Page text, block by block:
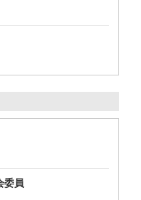
委員